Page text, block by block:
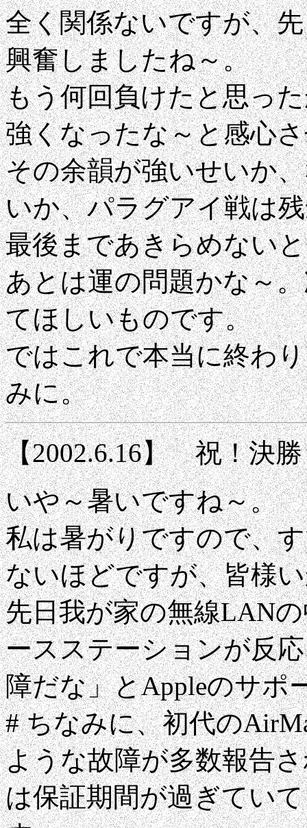
全く関係ないですが、
興奮しましたね～。
もう何回負けたと思っ
強くなったな～と感心
その余韻が強いせいか
いか、パラグアイ戦は
最後まであきらめない
あとは運の問題かな～
てほしいものです。
ではこれで本当に終わ
みに。
【2002.6.16】 祝！決
いや～暑いですね～。
私は暑がりですので、
ないほどですが、皆様
先日我が家の無線LAN
ースステーションが反
障だな」とAppleのサポ
# ちなみに、初代の
ような故障が多数報告
は保証期間が過ぎてい